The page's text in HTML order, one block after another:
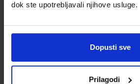
dok ste upotrebljavali njihove usluge.
Dopusti sve
Prilagodi
Newsletter